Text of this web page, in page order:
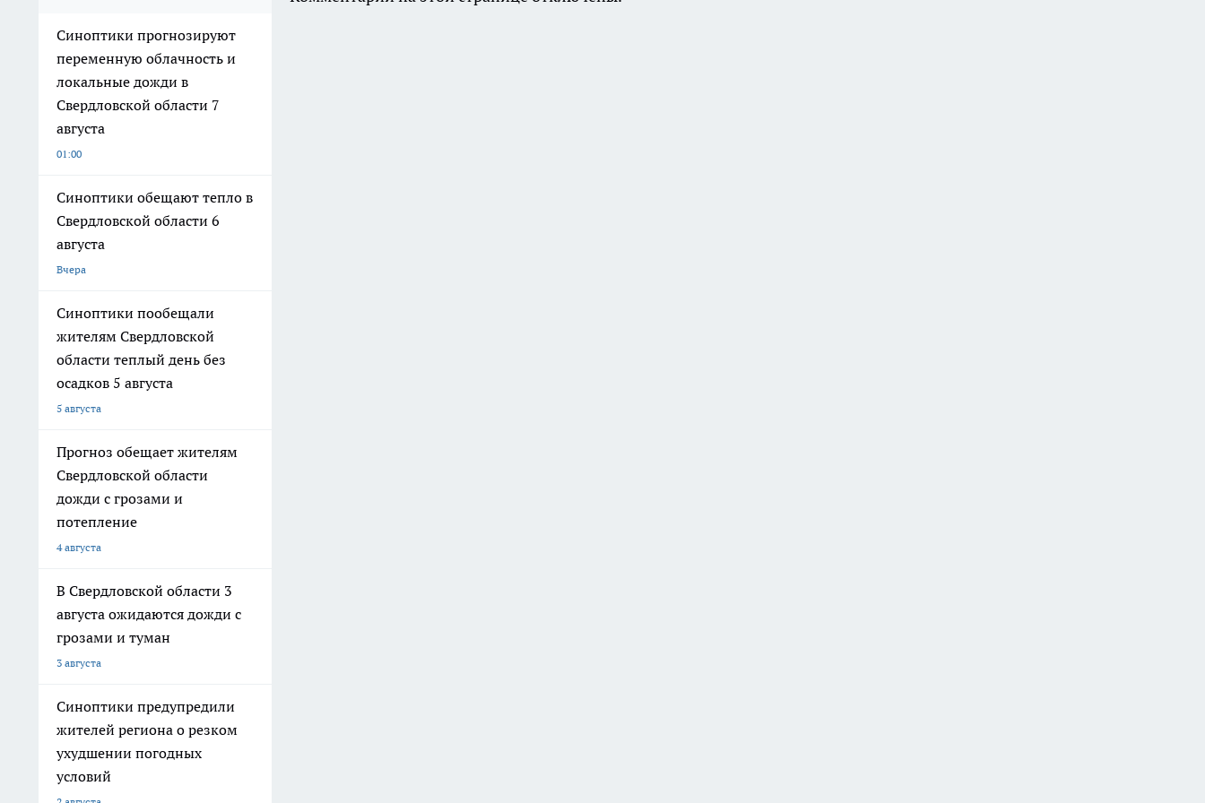
Синоптики прогнозируют
переменную облачность и
локальные дожди в
Свердловской области 7
августа
01:00
Синоптики обещают тепло в
Свердловской области 6
августа
Вчера
Синоптики пообещали
жителям Свердловской
области теплый день без
осадков 5 августа
5 августа
Прогноз обещает жителям
Свердловской области
дожди с грозами и
потепление
4 августа
В Свердловской области 3
августа ожидаются дожди с
грозами и туман
3 августа
Синоптики предупредили
жителей региона о резком
ухудшении погодных
условий